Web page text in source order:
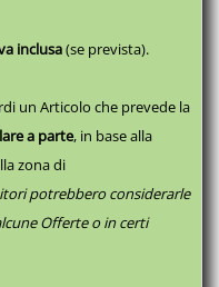
Farmacista, Fiorista,
Pasticcere,
Veterinario, Vivaista
inclusa(se prevista).
un Articolo che prevede la
a parte, in base alla
zona di
potrebbero considerarle
Offerte o in certi